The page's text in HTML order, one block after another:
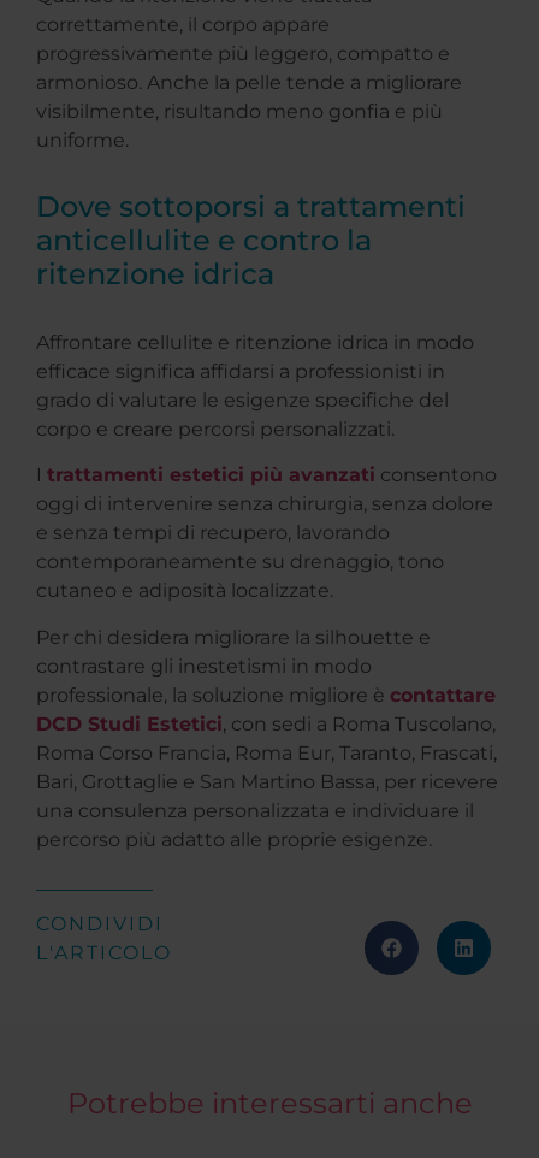
correttamente, il corpo appare
progressivamente più leggero, compatto e
armonioso. Anche la pelle tende a migliorare
visibilmente, risultando meno gonfia e più
uniforme.
Dove sottoporsi a trattamenti
anticellulite e contro la
ritenzione idrica
Affrontare cellulite e ritenzione idrica in modo
efficace significa affidarsi a professionisti in
grado di valutare le esigenze specifiche del
corpo e creare percorsi personalizzati.
I trattamenti estetici più avanzati consentono
oggi di intervenire senza chirurgia, senza dolore
e senza tempi di recupero, lavorando
contemporaneamente su drenaggio, tono
cutaneo e adiposità localizzate.
Per chi desidera migliorare la silhouette e
contrastare gli inestetismi in modo
professionale, la soluzione migliore è contattare
DCD Studi Estetici, con sedi a Roma Tuscolano,
Roma Corso Francia, Roma Eur, Taranto, Frascati,
Bari, Grottaglie e San Martino Bassa, per ricevere
una consulenza personalizzata e individuare il
percorso più adatto alle proprie esigenze.
CONDIVIDI
L'ARTICOLO
Potrebbe interessarti anche